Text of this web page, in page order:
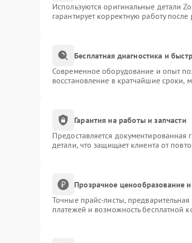
Используются оригинальные детали
гарантирует корректную работу
Бесплатная диагностика и
Современное оборудование и опыт
восстановление в кратчайшие сроки,
Гарантия на работы и запчасти
Предоставляется
детали, что защищает клиента от
Прозрачное ценообразование
Точные прайс-листы,
платежей и возможность бесплатной